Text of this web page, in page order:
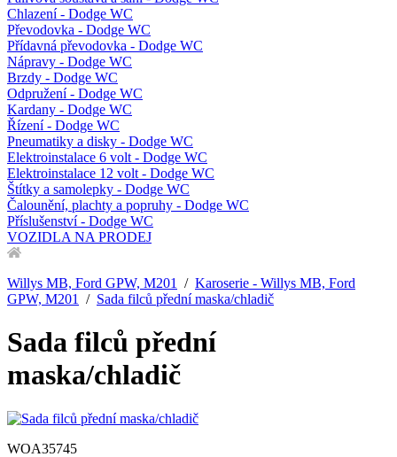
Chlazení - Dodge WC
Převodovka - Dodge WC
Přídavná převodovka - Dodge WC
Nápravy - Dodge WC
Brzdy - Dodge WC
Odpružení - Dodge WC
Kardany - Dodge WC
Řízení - Dodge WC
Pneumatiky a disky - Dodge WC
Elektroinstalace 6 volt - Dodge WC
Elektroinstalace 12 volt - Dodge WC
Štítky a samolepky - Dodge WC
Čalounění, plachty a popruhy - Dodge WC
Příslušenství - Dodge WC
VOZIDLA NA PRODEJ
Willys MB, Ford GPW, M201 / Karoserie - Willys MB, Ford
GPW, M201
/ Sada filců přední maska/chladič
Sada filců přední
maska/chladič
WOA35745